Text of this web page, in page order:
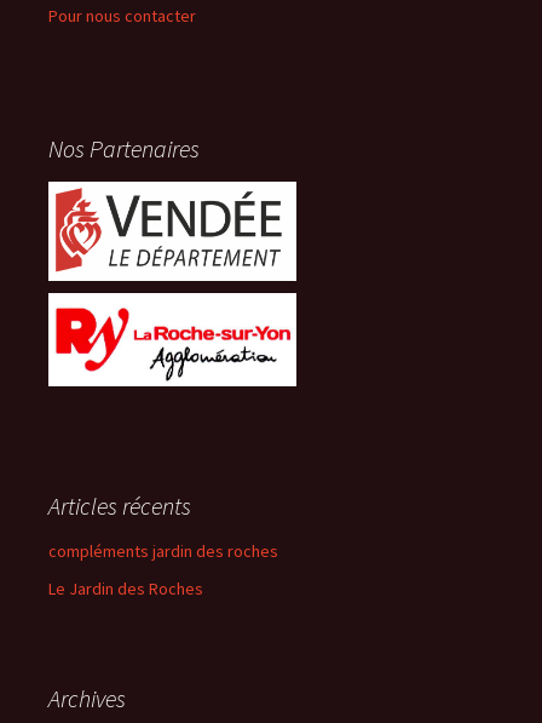
Pour nous contacter
Nos Partenaires
Articles récents
compléments jardin des roches
Le Jardin des Roches
Archives